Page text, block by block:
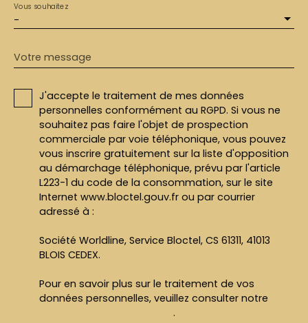
-
Vous souhaitez
Votre message
J'accepte le traitement de mes données
personnelles conformément au RGPD. Si vous ne
souhaitez pas faire l'objet de prospection
commerciale par voie téléphonique, vous pouvez
vous inscrire gratuitement sur la liste d'opposition
au démarchage téléphonique, prévu par l'article
L223-1 du code de la consommation, sur le site
Internet www.bloctel.gouv.fr ou par courrier
adressé à :
Société Worldline, Service Bloctel, CS 61311, 41013
BLOIS CEDEX.
Pour en savoir plus sur le traitement de vos
données personnelles, veuillez consulter notre
.